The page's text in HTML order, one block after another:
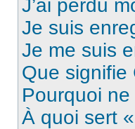
J’ai perdu
Je suis
Je me suis
Que signifie
Pourquoi ne
À quoi sert